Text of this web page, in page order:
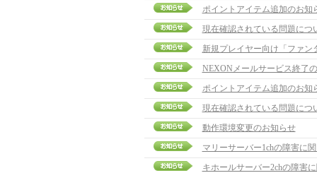
ポイントアイテム追加のお知
現在確認されている問題につ
新規プレイヤー向け「ファ
NEXONメールサービス終了
ポイントアイテム追加のお知
現在確認されている問題につ
動作環境変更のお知らせ
マリーサーバー1chの障害に
キホールサーバー2chの障害